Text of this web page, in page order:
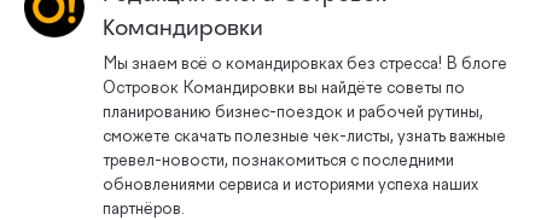
Командировки
Мы знаем всё о командировках без стресса! В блоге
Островок Командировки вы найдёте советы по
планированию бизнес-поездок и рабочей рутины,
сможете скачать полезные чек-листы, узнать важные
тревел-новости, познакомиться с последними
обновлениями сервиса и историями успеха наших
партнёров.